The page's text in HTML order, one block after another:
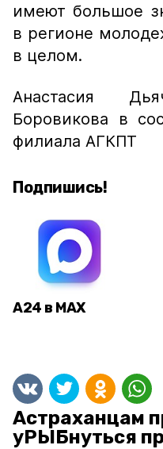
имеют большое
в регионе
в целом.
Анастасия
Боровикова в
филиала АГКПТ
Подпишись!
А24 в MAX
Астраханцам
уРЫБнуться